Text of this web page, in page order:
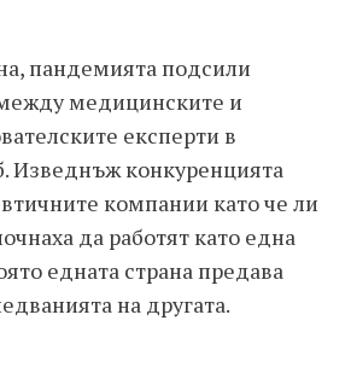
пандемията подсили
медицинските и
експерти в
Изведнъж конкуренцията
компании като че ли
да работят като една
едната страна предава
на другата.